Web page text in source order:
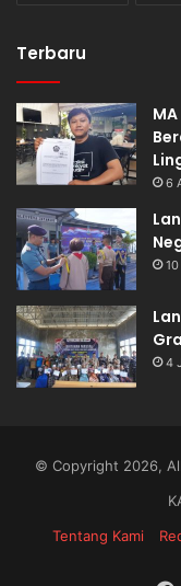
Terbaru
6
4
© Copyright 2026,
Tentang Kami